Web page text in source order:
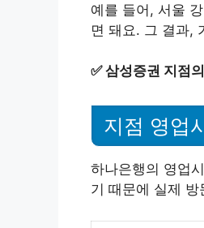
예를 들어, 서울
면 돼요. 그 결과,
✅삼성증권 지점
지점 영업
하나은행의 영업
기 때문에 실제